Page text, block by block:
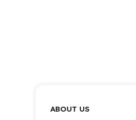
ABOUT US